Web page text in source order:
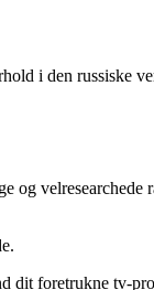
i den russiske
og
dit foretrukne tv-